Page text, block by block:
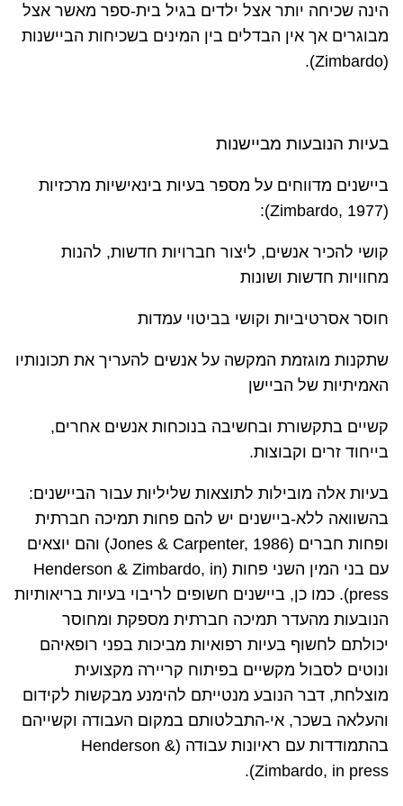
הינה שכיחה יותר אצל ילדים בגיל בית-ספר מאשר אצל
מבוגרים אך אין הבדלים בין המינים בשכיחות הביישנות
(
(Zimbardo
.
בעיות הנובעות מביישנות
ביישנים מדווחים על מספר בעיות בינאישיות מרכזיות
(
Zimbardo, 1977
):
קושי להכיר אנשים, ליצור חברויות חדשות, להנות
מחוויות חדשות ושונות
חוסר אסרטיביות וקושי בביטוי עמדות
שתקנות מוגזמת המקשה על אנשים להעריך את תכונותיו
האמיתיות של הביישן
קשיים בתקשורת ובחשיבה בנוכחות אנשים אחרים,
בייחוד זרים וקבוצות.
בעיות אלה מובילות לתוצאות שליליות עבור הביישנים:
בהשוואה ללא-ביישנים יש להם פחות תמיכה חברתית
ופחות חברים (Jones & Carpenter, 1986) והם יוצאים
עם בני המין השני פחות (Henderson & Zimbardo, in
press). כמו כן, ביישנים חשופים לריבוי בעיות בריאותיות
הנובעות מהעדר תמיכה חברתית מספקת ומחוסר
יכולתם לחשוף בעיות רפואיות מביכות בפני רופאיהם
ונוטים לסבול מקשיים בפיתוח קריירה מקצועית
מוצלחת, דבר הנובע מנטייתם להימנע מבקשות לקידום
והעלאה בשכר, אי-התבלטותם במקום העבודה וקשייהם
בהתמודדות עם ראיונות עבודה (Henderson &
Zimbardo, in press
).